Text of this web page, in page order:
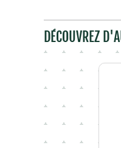
DÉCOUVREZ